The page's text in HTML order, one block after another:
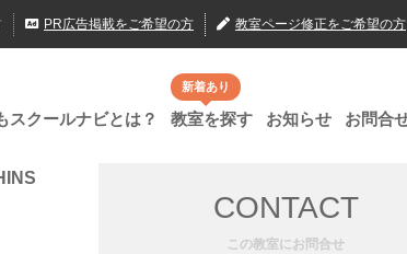
PR広告掲載をご希望の方 教室ページ修正をご希望の方
スクールナビとは？
新着あり
教室を探す お知らせ お問合
CONTACT
この教室にお問合せ